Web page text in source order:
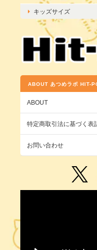
キッズサイズ
ABOUT あつめラボ HIT-
ABOUT
特定商取引法に基づく表
お問い合わせ